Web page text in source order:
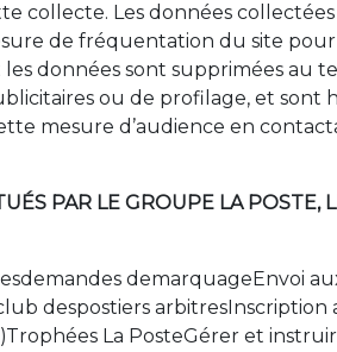
collecte. Les données
de fréquentation du site
données sont supprimées au
ou de profilage, et sont
mesure d’audience en
PAR LE GROUPE LA POSTE,
demarquageEnvoi
despostiers arbitresInscription
La PosteGérer et